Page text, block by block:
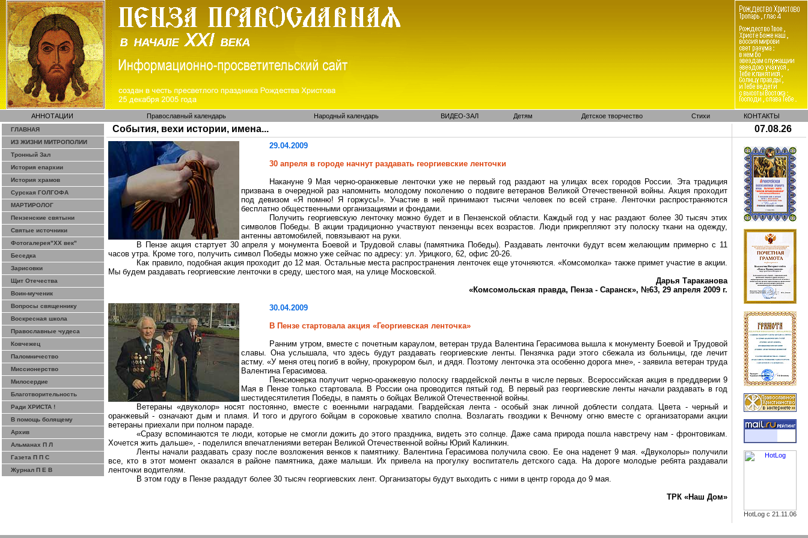
АННОТАЦИИ Православный календарь Народный календарь ВИДЕО-ЗАЛ Детям Детское творчество Стихи КОНТАКТЫ
ГЛАВНАЯ
ИЗ ЖИЗНИ МИТРОПОЛИИ
Тронный Зал
История епархии
История храмов
Сурская ГОЛГОФА
МАРТИРОЛОГ
Пензенские святыни
Святые источники
Фотогалерея"ХХ век"
Беседка
Зарисовки
Щит Отечества
Воин-мученик
Вопросы священнику
Воскресная школа
Православные чудеса
Ковчежец
Паломничество
Миссионерство
Милосердие
Благотворительность
Ради ХРИСТА !
В помощь болящему
Архив
Альманах П Л
Газета П П С
Журнал П Е В
События, вехи истории, имена... 07.08.26
29.04.2009
30 апреля в городе начнут раздавать георгиевские ленточки
Накануне 9 Мая черно-оранжевые ленточки уже не первый год раздают на улицах всех городов России. Эта традиция
призвана в очередной разнапомнить молодому поколению о подвиге ветеранов Великой Отечественной войны. Акция проходит
под девизом «Я помню! Я горжусь!». Участие в ней принимают тысячи человек по всей стране. Ленточки распространяются
бесплатно общественными организациями и фондами.
Получить георгиевскую ленточку можно будет и в Пензенской области. Каждый год у нас раздают более 30 тысяч этих
символов Победы. В акции традиционно участвуют пензенцывсех возрастов. Люди прикрепляют эту полоску ткани на одежду,
антенны автомобилей, повязывают на руки.
В Пензе акция стартует 30 апреля у монумента Боевой и Трудовой славы (памятника Победы). Раздавать ленточки будут всем желающим примерно с 11
часов утра. Кроме того, получить символ Победы можно уже сейчас по адресу: ул. Урицкого, 62, офис 20-26.
Как правило, подобная акция проходит до 12 мая. Остальные места распространения ленточек еще уточняются. «Комсомолка» также примет участие в акции.
Мы будем раздавать георгиевские ленточки в среду, шестого мая, на улице Московской.
Дарья Тараканова
«Комсомольская правда, Пенза - Саранск», №63, 29 апреля 2009 г.
30.04.2009
В Пензе стартовала акция «Георгиевская ленточка»
Ранним утром, вместе с почетным караулом, ветеран труда Валентина Герасимова вышла к монументу Боевой и Трудовой
славы. Она услышала, что здесь будут раздавать георгиевские ленты. Пензячкаради этого сбежала из больницы, где лечит
астму. «У меня отец погиб в войну, прокурором был, и дядя. Поэтому ленточка эта особенно дорога мне», - заявила ветеран труда
Валентина Герасимова.
Пенсионерка получит черно-оранжевую полоску гвардейской ленты в числе первых. Всероссийская акция в преддверии 9
Мая в Пензе только стартовала. В России она проводится пятый год. В первый раз георгиевские ленты начали раздавать в год
шестидесятилетия Победы, в память о бойцах Великой Отечественной войны.
Ветераны «двуколор» носят постоянно, вместе с военными наградами. Гвардейская лента - особый знак личной доблести солдата. Цвета - черный и
оранжевый - означают дым и пламя. И того и другого бойцам в сороковые хватило сполна. Возлагать гвоздики к Вечному огню вместе с организаторами акции
ветераны приехали при полном параде.
«Сразу вспоминаются те люди, которые не смогли дожить до этого праздника, видеть это солнце. Даже сама природа пошла навстречу нам - фронтовикам.
Хочется жить дальше», - поделился впечатлениями ветеран Великой Отечественной войны Юрий Калинкин.
Ленты начали раздавать сразу после возложения венков к памятнику. Валентина Герасимова получиласвою. Ее она наденет 9 мая. «Двуколоры» получили
все, кто в этот момент оказался в районе памятника, даже малыши. Их привела на прогулку воспитатель детского сада. На дороге молодые ребята раздавали
ленточки водителям.
В этом году в Пензе раздадут более 30 тысяч георгиевских лент. Организаторы будут выходить с ними в центр города до 9 мая.
ТРК «Наш Дом»
HotLog с 21.11.06